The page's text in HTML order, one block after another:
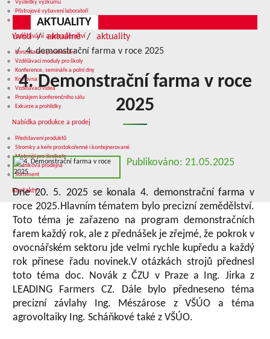
Výsledky výzkumu
Přístrojové vybavení laboratoří
Služby v oblasti výzkumu
Vzdělávání a poradenství
Konzultace a poradenství
Vzdělávací moduly pro školy
Konference, semináře a polní dny
Knihovna
Vzdělávací videa
Pronájem konferenčního sálu
Exkurze a prohlídky
Nabídka produkce a prodej
Představení produktů
Stromky a keře prostokořenné i kontejnerované
Materiál pro školkaře
Podniková prodejna
Sortiment
Kontakty
AKTUALITY
úvod aktuálně
aktuality
4. demonstrační farma v roce 2025
4. Demonstrační farma v roce
2025
Publikováno: 21.05.2025
Dne 20. 5. 2025 se konala 4. demonstrační farma v
roce 2025.Hlavním tématem bylo precizní zemědělství.
Toto téma je zařazeno na program demonstračních
farem každý rok, ale z přednášek je zřejmé, že pokrok v
ovocnářském sektoru jde velmi rychle kupředu a každý
rok přinese řadu novinek.V otázkách strojů přednesl
toto téma doc. Novák z ČZU v Praze a Ing. Jirka z
LEADING Farmers CZ. Dále bylo předneseno téma
precizní závlahy Ing. Mészárose z VŠÚO a téma
agrovoltaiky Ing. Scháňkové také z VŠÚO.